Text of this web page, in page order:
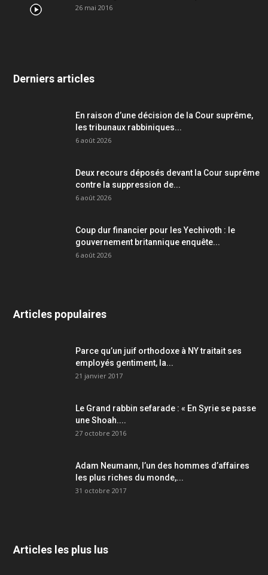
26 mai 2016
Derniers articles
En raison d’une décision de la Cour suprême,
les tribunaux rabbiniques...
6 août 2026
Deux recours déposés devant la Cour suprême
contre la suppression de...
6 août 2026
Coup dur financier pour les Yechivoth : le
gouvernement britannique enquête...
6 août 2026
Articles populaires
Parce qu’un juif orthodoxe à NY traitait ses
employés gentiment, la...
21 janvier 2017
Le Grand rabbin sefarade : « En Syrie se passe
une Shoah....
27 octobre 2016
Adam Neumann, l’un des hommes d’affaires
les plus riches du monde,...
31 octobre 2017
Articles les plus lus